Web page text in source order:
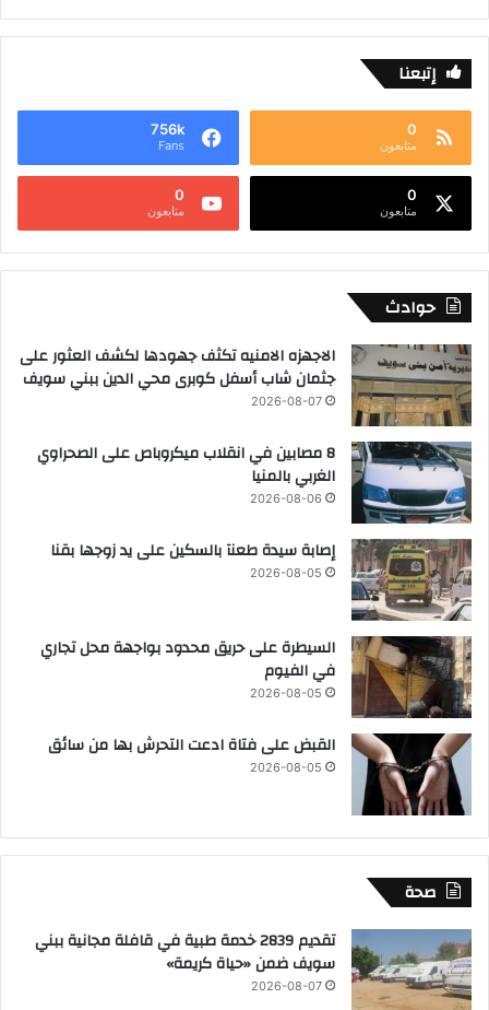
إتبعنا
0
متابعون
756k
Fans
0
متابعون
0
متابعون
حوادث
الاجهزه الامنيه تكثف جهودها لكشف العثور على
جثمان شاب أسفل كوبرى محي الدين ببني سويف
2026-08-07
8 مصابين في انقلاب ميكروباص على الصحراوي
الغربي بالمنيا
2026-08-06
إصابة سيدة طعنآ بالسكين على يد زوجها بقنا
2026-08-05
السيطرة على حريق محدود بواجهة محل تجاري
في الفيوم
2026-08-05
القبض على فتاة ادعت التحرش بها من سائق
2026-08-05
صحة
تقديم 2839 خدمة طبية في قافلة مجانية ببني
سويف ضمن «حياة كريمة»
2026-08-07